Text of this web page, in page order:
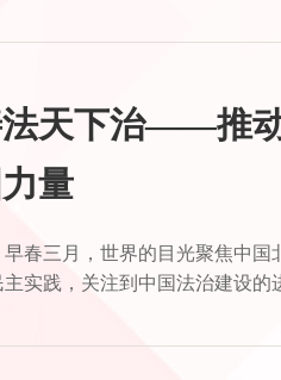
天下治——推
量
早春三月，世界的目光聚焦中国
主实践，关注到中国法治建设的